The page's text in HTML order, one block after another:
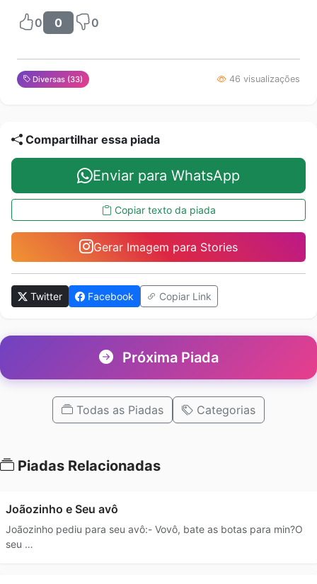
0 0 0
Diversas (33) 46 visualizações
Compartilhar essa piada
Enviar para WhatsApp
Copiar texto da piada
Gerar Imagem para Stories
Twitter Facebook Copiar Link
Próxima Piada
Todas as Piadas Categorias
Piadas Relacionadas
Joãozinho e Seu avô
Joãozinho pediu para seu avô:- Vovô, bate as botas para min?O
seu …